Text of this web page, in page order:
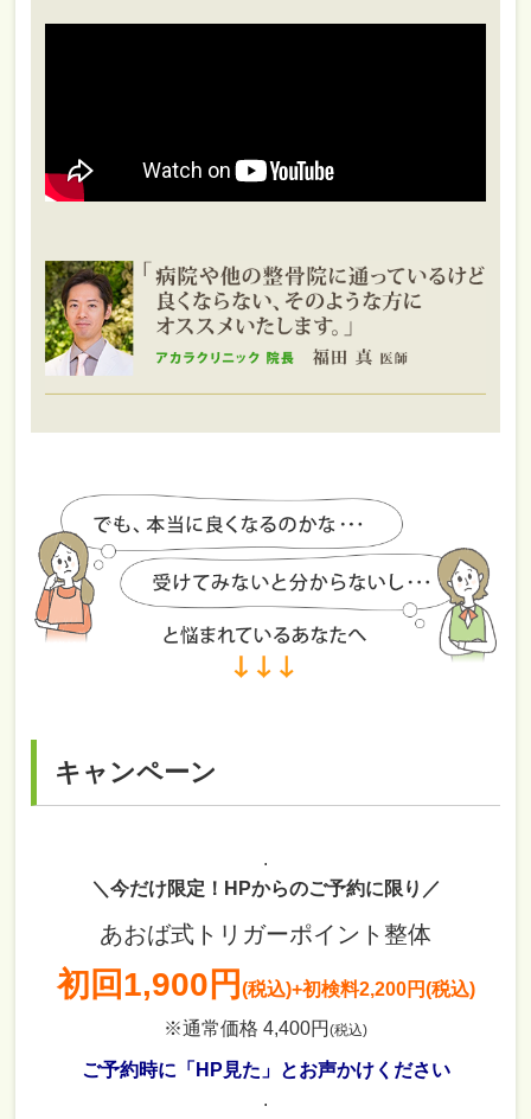
キャンペーン
.
＼今だけ限定！HPからのご予約に限り／
あおば式トリガーポイント整体
初回1,900円 (税込)+初検料2,200円(税込)
※通常価格 4,400円 (税込)
ご予約時に「HP見た」とお声かけください
.